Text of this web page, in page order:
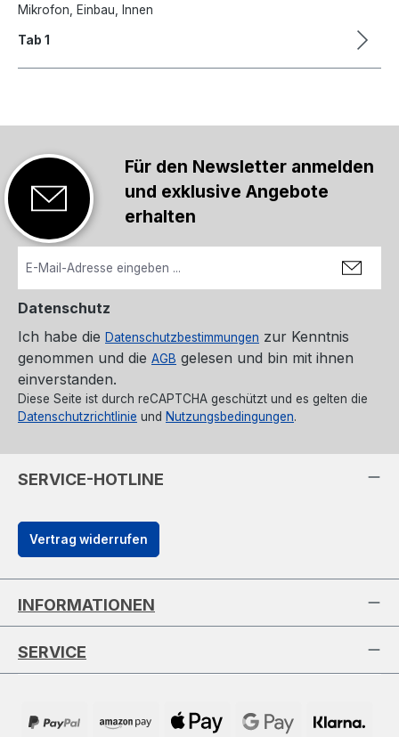
Mikrofon, Einbau, Innen
Tab 1
Für den Newsletter anmelden
und exklusive Angebote
erhalten
Datenschutz
Ich habe die Datenschutzbestimmungen zur Kenntnis
genommen und die AGB gelesen und bin mit ihnen
einverstanden.
Diese Seite ist durch reCAPTCHA geschützt und es gelten die
Datenschutzrichtlinie und Nutzungsbedingungen.
SERVICE-HOTLINE
Vertrag widerrufen
INFORMATIONEN
SERVICE